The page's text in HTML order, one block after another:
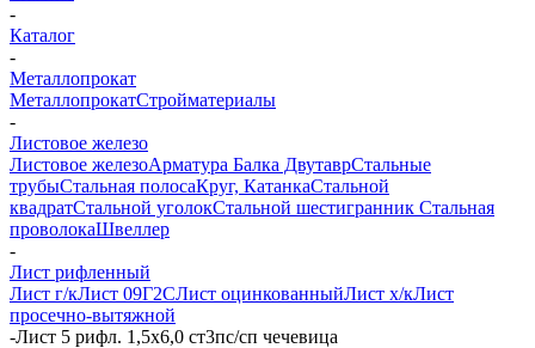
-
Каталог
-
Металлопрокат
МеталлопрокатСтройматериалы
-
Листовое железо
Листовое железоАрматура Балка ДвутаврСтальные
трубыСтальная полосаКруг, КатанкаСтальной
квадратСтальной уголокСтальной шестигранник Стальная
проволокаШвеллер
-
Лист рифленный
Лист г/кЛист 09Г2СЛист оцинкованныйЛист х/кЛист
просечно-вытяжной
-Лист 5 рифл. 1,5х6,0 ст3пс/сп чечевица